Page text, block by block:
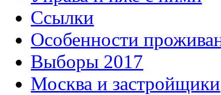
Ссылки
Особенности
Выборы 2017
Москва и застройщики